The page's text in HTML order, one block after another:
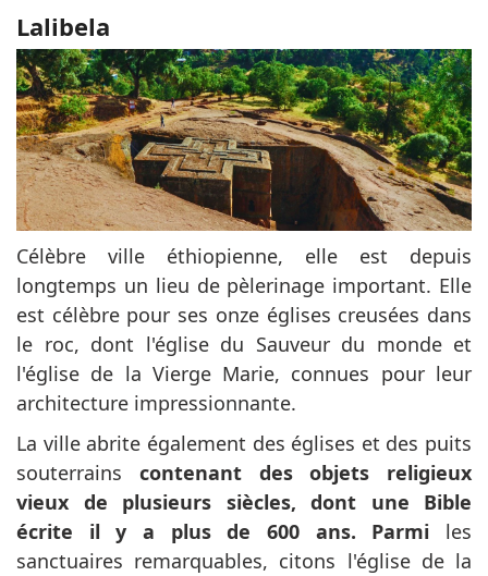
Lalibela
Célèbre ville éthiopienne, elle est depuis
longtemps un lieu de pèlerinage important. Elle
est célèbre pour ses onze églises creusées dans
le roc, dont l'église du Sauveur du monde et
l'église de la Vierge Marie, connues pour leur
architecture impressionnante.
La ville abrite également des églises et des puits
souterrains contenant des objets religieux
vieux de plusieurs siècles, dont une Bible
écrite il y a plus de 600 ans. Parmi les
sanctuaires remarquables, citons l'église de la